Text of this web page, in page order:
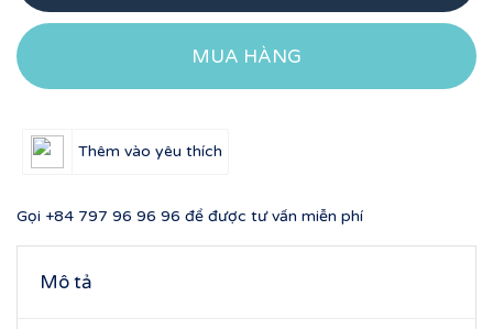
MUA HÀNG
Thêm vào yêu thích
Gọi +84 797 96 96 96 để được tư vấn miễn phí
Mô tả